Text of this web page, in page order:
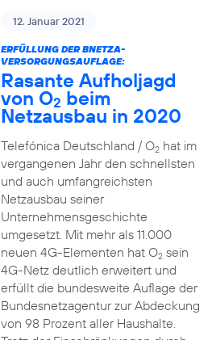
12. Januar 2021
ERFÜLLUNG DER BNETZA-
VERSORGUNGSAUFLAGE:
Rasante Aufholjagd
von O2 beim
Netzausbau in 2020
Telefónica Deutschland / O2hat im
vergangenen Jahr den schnellsten
und auch umfangreichsten
Netzausbau seiner
Unternehmensgeschichte
umgesetzt. Mit mehr als 11.000
neuen 4G-Elementen hat O2sein
4G-Netz deutlich erweitert und
erfüllt die bundesweite Auflage der
Bundesnetzagentur zur Abdeckung
von 98 Prozent aller Haushalte.